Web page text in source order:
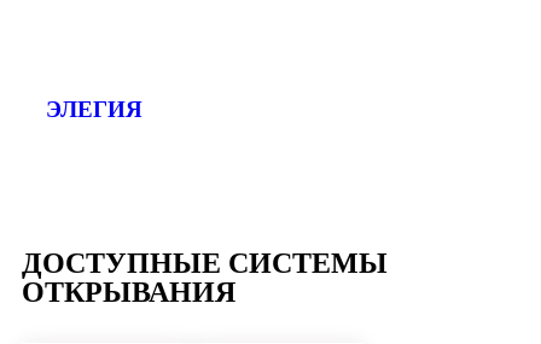
ЭЛЕГИЯ
ДОСТУПНЫЕ СИСТЕМЫ
ОТКРЫВАНИЯ